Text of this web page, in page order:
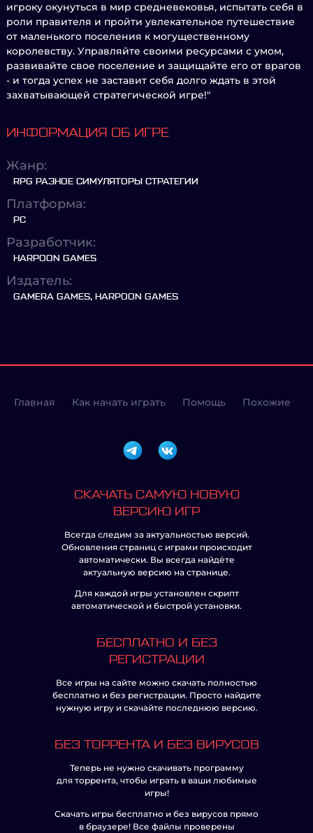
игроку окунуться в мир средневековья, испытать себя в
роли правителя и пройти увлекательное путешествие
от маленького поселения к могущественному
королевству. Управляйте своими ресурсами с умом,
развивайте свое поселение и защищайте его от врагов
- и тогда успех не заставит себя долго ждать в этой
захватывающей стратегической игре!"
ИНФОРМАЦИЯ ОБ ИГРЕ
Жанр:
RPG РАЗНОЕ СИМУЛЯТОРЫ СТРАТЕГИИ
Платформа:
PC
Разработчик:
HARPOON GAMES
Издатель:
GAMERA GAMES, HARPOON GAMES
Главная Как начать играть Помощь Похожие
СКАЧАТЬ САМУЮ НОВУЮ
ВЕРСИЮ ИГР
Всегда следим за актуальностью версий.
Обновления страниц с играми происходит
автоматически. Вы всегда найдёте
актуальную версию на странице.
Для каждой игры установлен скрипт
автоматической и быстрой установки.
БЕСПЛАТНО И БЕЗ
РЕГИСТРАЦИИ
Все игры на сайте можно скачать полностью
бесплатно и без регистрации. Просто найдите
нужную игру и скачайте последнюю версию.
БЕЗ ТОРРЕНТА И БЕЗ ВИРУСОВ
Теперь не нужно скачивать программу
для торрента, чтобы играть в ваши любимые
игры!
Скачать игры бесплатно и без вирусов прямо
в браузере! Все файлы проверены